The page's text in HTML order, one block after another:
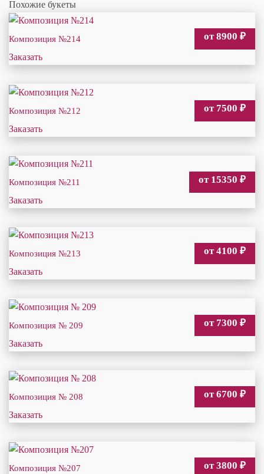
Похожие букеты
Композиция №214 от 8900 ₽
Заказать
Композиция №212 от 7500 ₽
Заказать
Композиция №211 от 15350 ₽
Заказать
Композиция №213 от 4100 ₽
Заказать
Композиция № 209 от 7300 ₽
Заказать
Композиция № 208 от 6700 ₽
Заказать
Композиция №207 от 3800 ₽